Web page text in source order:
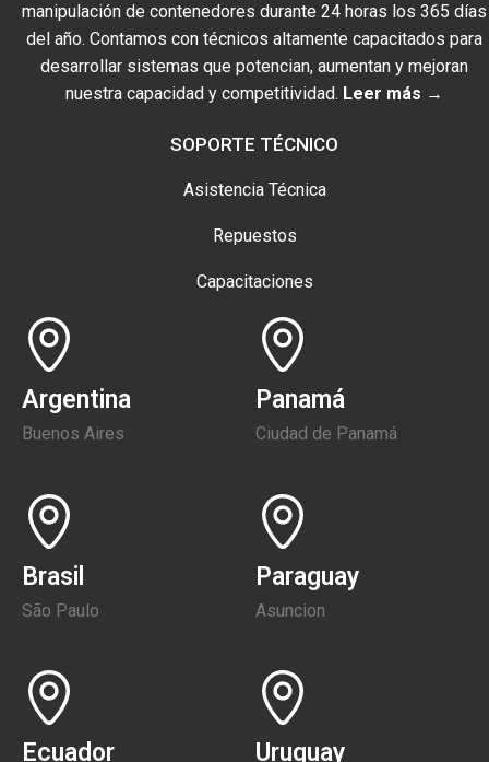
manipulación de contenedores durante 24 horas los 365 días
del año. Contamos con técnicos altamente capacitados para
desarrollar sistemas que potencian, aumentan y mejoran
nuestra capacidad y competitividad. Leer más →
SOPORTE TÉCNICO
Asistencia Técnica
Repuestos
Capacitaciones
Argentina
Buenos Aires
Panamá
Ciudad de Panamá
Brasil
São Paulo
Paraguay
Asuncion
Ecuador Uruguay